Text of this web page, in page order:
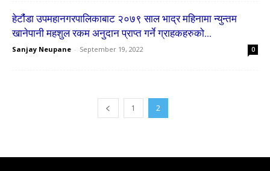
हेटाै‌ंंडा उपमहानगरपालिकाबाट २०७९ साल भाद्र महिनामा न्युन्तम
खानेपानी महशुल रकम अनुदान प्राप्त गर्ने ग्राहकहरुको...
Sanjay Neupane - September 19, 2022 0
1 2